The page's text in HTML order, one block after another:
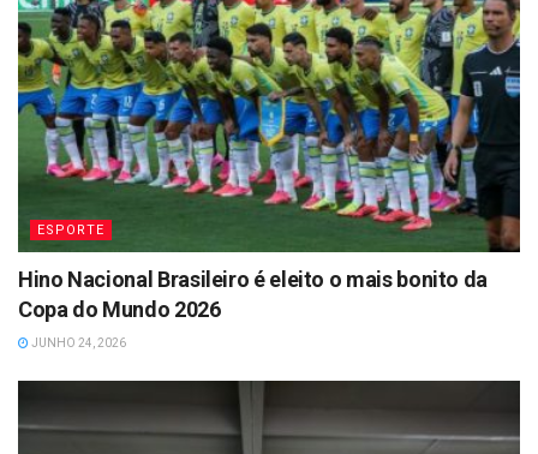
ESPORTE
Hino Nacional Brasileiro é eleito o mais bonito da
Copa do Mundo 2026
JUNHO 24, 2026